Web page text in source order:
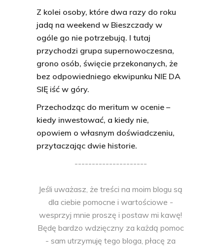
Z kolei osoby, które dwa razy do roku
jadą na weekend w Bieszczady w
ogóle go nie potrzebują. I tutaj
przychodzi grupa supernowoczesna,
grono osób, święcie przekonanych, że
bez odpowiedniego ekwipunku NIE DA
SIĘ iść w góry.
Przechodząc do meritum w ocenie –
kiedy inwestować, a kiedy nie,
opowiem o własnym doświadczeniu,
przytaczając dwie historie.
---------------------
Jeśli uważasz, że treści na moim blogu są
dla ciebie pomocne i wartościowe -
wesprzyj mnie proszę i postaw mi kawę!
Będę bardzo wdzięczny za każdą pomoc
- sam utrzymuję tego bloga, płacę za